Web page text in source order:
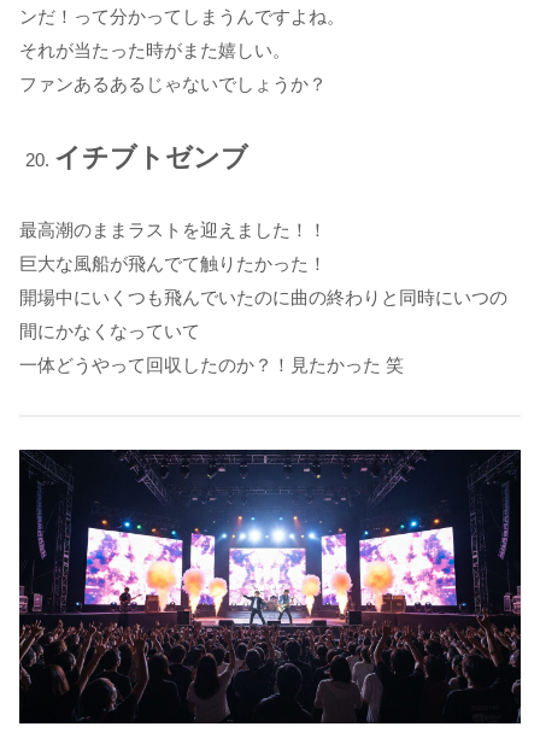
ンだ！って分かってしまうんですよね。
それが当たった時がまた嬉しい。
ファンあるあるじゃないでしょうか？
イチブトゼンブ
最高潮のままラストを迎えました！！
巨大な風船が飛んでて触りたかった！
開場中にいくつも飛んでいたのに曲の終わりと同時にいつの
間にかなくなっていて
一体どうやって回収したのか？！見たかった 笑